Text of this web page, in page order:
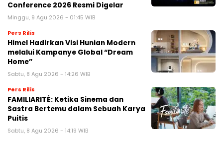
Conference 2026 Resmi Digelar
Minggu, 9 Agu 2026 - 01:45 WIB
Pers Rilis
Himel Hadirkan Visi Hunian Modern
melalui Kampanye Global “Dream
Home”
Sabtu, 8 Agu 2026 - 14:26 WIB
Pers Rilis
FAMILIARITÉ: Ketika Sinema dan
Sastra Bertemu dalam Sebuah Karya
Puitis
Sabtu, 8 Agu 2026 - 14:19 WIB